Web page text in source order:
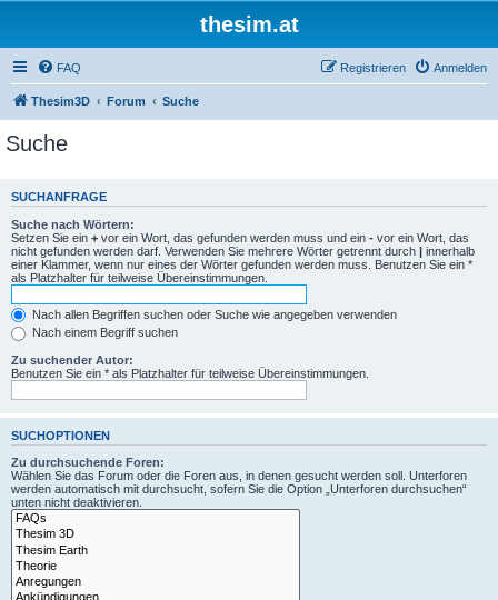
thesim.at
FAQ Anmelden
Registrieren
Thesim3D Forum Suche
Suche
SUCHANFRAGE
Suche nach Wörtern:
Setzen Sie ein + vor ein Wort, das gefunden werden muss und ein - vor ein Wort, das
nicht gefunden werden darf. Verwenden Sie mehrere Wörter getrennt durch | innerhalb
einer Klammer, wenn nur eines der Wörter gefunden werden muss. Benutzen Sie ein *
als Platzhalter für teilweise Übereinstimmungen.
Nach allen Begriffen suchen oder Suche wie angegeben verwenden
Nach einem Begriff suchen
Zu suchender Autor:
Benutzen Sie ein * als Platzhalter für teilweise Übereinstimmungen.
SUCHOPTIONEN
Zu durchsuchende Foren:
Wählen Sie das Forum oder die Foren aus, in denen gesucht werden soll. Unterforen
werden automatisch mit durchsucht, sofern Sie die Option „Unterforen durchsuchen“
unten nicht deaktivieren.